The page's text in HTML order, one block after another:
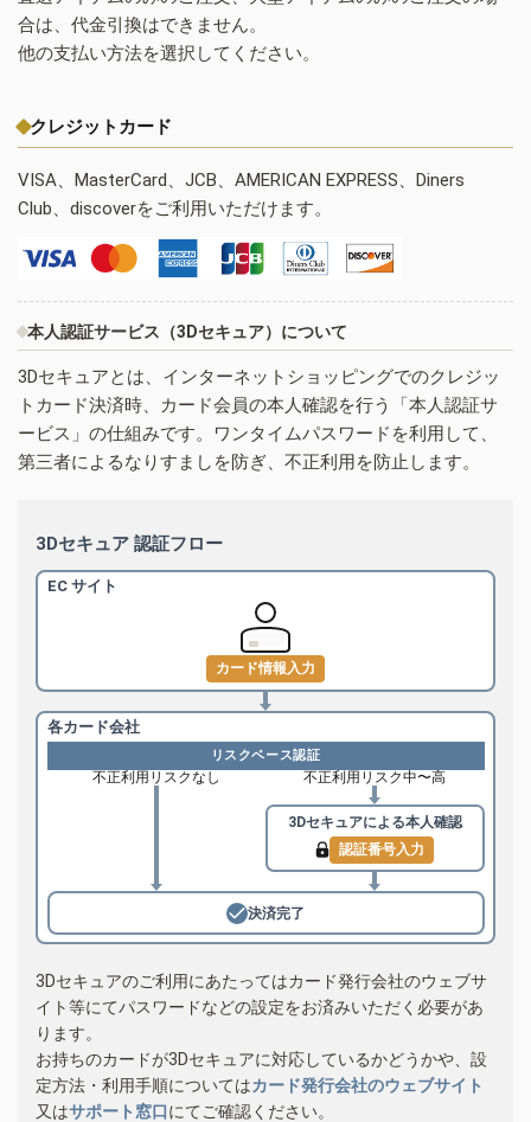
合は、代金引換はできません。
他の支払い方法を選択してください。
クレジットカード
VISA、MasterCard、JCB、AMERICAN EXPRESS、Diners
Club、discoverをご利用いただけます。
本人認証サービス（3Dセキュア）について
3Dセキュアとは、インターネットショッピングでのクレジッ
トカード決済時、カード会員の本人確認を行う「本人認証サ
ービス」の仕組みです。ワンタイムパスワードを利用して、
第三者によるなりすましを防ぎ、不正利用を防止します。
3Dセキュア 認証フロー
EC サイト
カード情報入力
各カード会社
リスクベース認証
不正利用リスクなし 不正利用リスク中〜高
3Dセキュアによる本人確認
認証番号入力
決済完了
3Dセキュアのご利用にあたってはカード発行会社のウェブサ
イト等にてパスワードなどの設定をお済みいただく必要があ
ります。
お持ちのカードが3Dセキュアに対応しているかどうかや、設
定方法・利用手順についてはカード発行会社のウェブサイト
又はサポート窓口にてご確認ください。